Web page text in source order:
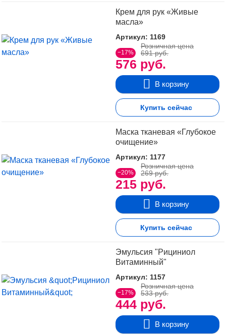
Крем для рук «Живые
масла»
Артикул: 1169
−17%
576 руб.
Розничная цена
691 руб.
В корзину
Купить сейчас
Маска тканевая «Глубокое
очищение»
Артикул: 1177
−20%
215 руб.
Розничная цена
269 руб.
В корзину
Купить сейчас
Эмульсия "Рициниол
Витаминный"
Артикул: 1157
−17%
444 руб.
Розничная цена
533 руб.
В корзину